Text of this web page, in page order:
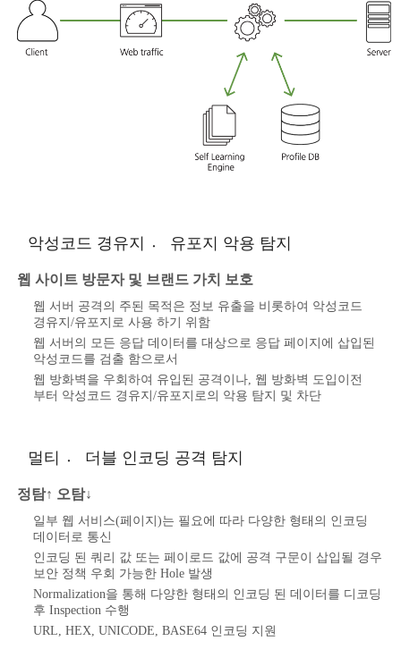
악성코드 경유지 〮 유포지 악용 탐지
웹 사이트 방문자 및 브랜드 가치 보호
웹 서버 공격의 주된 목적은 정보 유출을 비롯하여 악성코드
경유지/유포지로 사용 하기 위함
웹 서버의 모든 응답 데이터를 대상으로 응답 페이지에 삽입된
악성코드를 검출 함으로서
웹 방화벽을 우회하여 유입된 공격이나, 웹 방화벽 도입이전
부터 악성코드 경유지/유포지로의 악용 탐지 및 차단
멀티 〮 더블 인코딩 공격 탐지
정탐↑ 오탐↓
일부 웹 서비스(페이지)는 필요에 따라 다양한 형태의 인코딩
데이터로 통신
인코딩 된 쿼리 값 또는 페이로드 값에 공격 구문이 삽입될 경우
보안 정책 우회 가능한 Hole 발생
Normalization을 통해 다양한 형태의 인코딩 된 데이터를 디코딩
후 Inspection 수행
URL, HEX, UNICODE, BASE64 인코딩 지원